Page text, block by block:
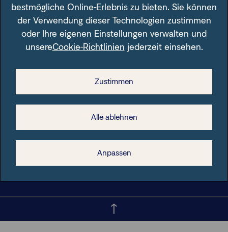
Nützliche Informationen
bestmögliche Online-Erlebnis zu bieten. Sie können
der Verwendung dieser Technologien zustimmen
oder Ihre eigenen Einstellungen verwalten und
unsereCookie-Richtlinien jederzeit einsehen.
Zustimmen
Alle ablehnen
Anpassen